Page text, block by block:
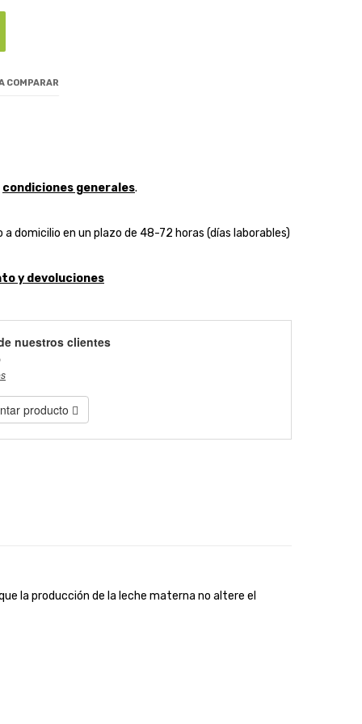
COMPARAR
condiciones generales.
domicilio en un plazo de 48-72 horas (días laborables)
y devoluciones
nuestros clientes
producto
la producción de la leche materna no altere el